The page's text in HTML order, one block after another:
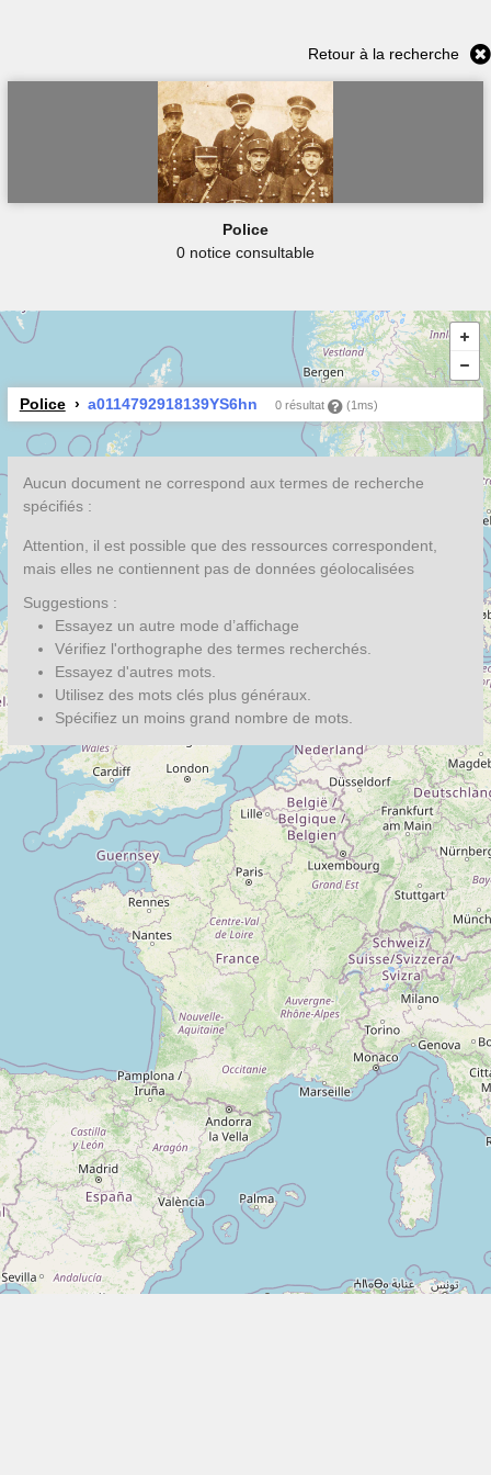
Retour à la recherche
Police
0 notice consultable
Police a0114792918139YS6hn 0 résultat (1ms)
Aucun document ne correspond aux termes de recherche
spécifiés :
Attention, il est possible que des ressources correspondent,
mais elles ne contiennent pas de données géolocalisées
Suggestions :
Essayez un autre mode d’affichage
Vérifiez l'orthographe des termes recherchés.
Essayez d'autres mots.
Utilisez des mots clés plus généraux.
Spécifiez un moins grand nombre de mots.